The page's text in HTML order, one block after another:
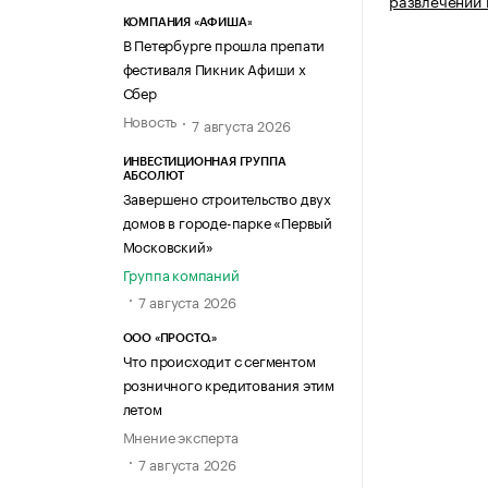
КОМПАНИЯ «АФИША»
В Петербурге прошла препати
фестиваля Пикник Афиши х
Сбер
Новость
7 августа 2026
ИНВЕСТИЦИОННАЯ ГРУППА
АБСОЛЮТ
Завершено строительство двух
домов в городе-парке «Первый
Московский»
Группа компаний
7 августа 2026
ООО «ПРОСТО.»
Что происходит с сегментом
розничного кредитования этим
летом
Мнение эксперта
7 августа 2026